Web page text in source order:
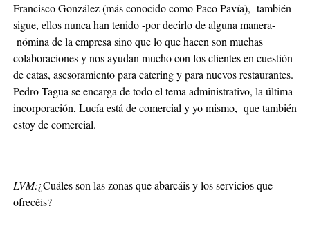
Francisco González (más conocido como Paco Pavía), también
sigue, ellos nunca han tenido -por decirlo de alguna manera-
nómina de la empresa sino que lo que hacen son muchas
colaboraciones y nos ayudan mucho con los clientes en cuestión
de catas, asesoramiento para catering y para nuevos restaurantes.
Pedro Tagua se encarga de todo el tema administrativo, la última
incorporación, Lucía está de comercial y yo mismo, que también
estoy de comercial.
LVM:¿Cuáles son las zonas que abarcáis y los servicios que
ofrecéis?